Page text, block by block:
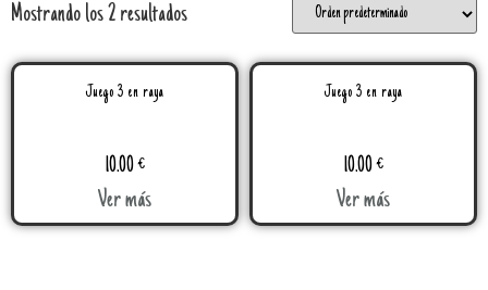
Mostrando los 2 resultados
Juego 3 en raya
10.00€
Ver más
Juego 3 en raya
10.00€
Ver más